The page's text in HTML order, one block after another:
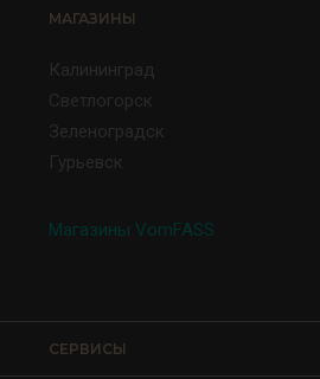
МАГАЗИНЫ
Калининград
Светлогорск
Зеленоградск
Гурьевск
Магазины VomFASS
СЕРВИСЫ